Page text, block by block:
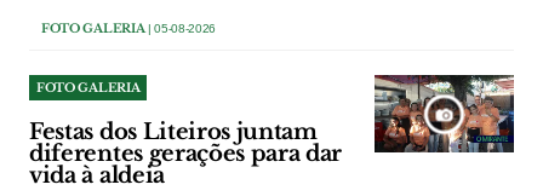
FOTO GALERIA | 05-08-2026
FOTO GALERIA
Festas dos Liteiros juntam
diferentes gerações para dar
vida à aldeia